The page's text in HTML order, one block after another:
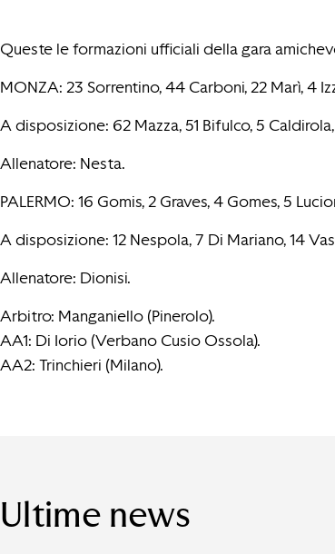
Queste le formazioni ufficiali della gara
MONZA: 23 Sorrentino, 44 Carboni, 22 Marì, 4
A disposizione: 62 Mazza, 51 Bifulco, 5
Allenatore: Nesta.
PALERMO: 16 Gomis, 2 Graves, 4 Gomes, 5
A disposizione: 12 Nespola, 7 Di Mariano, 14
Allenatore: Dionisi.
Arbitro: Manganiello (Pinerolo).
AA1: Di Iorio (Verbano Cusio Ossola).
AA2: Trinchieri (Milano).
Ultime news